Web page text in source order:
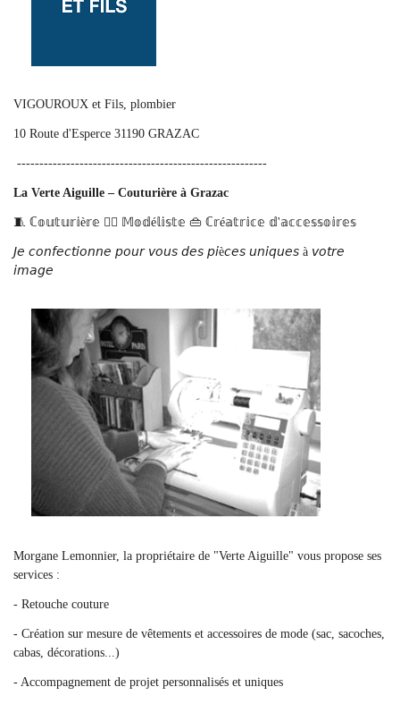
VIGOUROUX et Fils, plombier
10 Route d'Esperce 31190 GRAZAC
--------------------------------------------------------
La Verte Aiguille – Couturière à Grazac
🧵 ℂ𝕠𝕦𝕥𝕦𝕣𝕚è𝕣𝕖 ✍🏻 𝕄𝕠𝕕é𝕝𝕚𝕤𝕥𝕖 👜 ℂ𝕣é𝕒𝕥𝕣𝕚𝕔𝕖 𝕕'𝕒𝕔𝕔𝕖𝕤𝕤𝕠𝕚𝕣𝕖𝕤
𝘑𝘦 𝘤𝘰𝘯𝘧𝘦𝘤𝘵𝘪𝘰𝘯𝘯𝘦 𝘱𝘰𝘶𝘳 𝘷𝘰𝘶𝘴 𝘥𝘦𝘴 𝘱𝘪è𝘤𝘦𝘴 𝘶𝘯𝘪𝘲𝘶𝘦𝘴 à 𝘷𝘰𝘵𝘳𝘦
𝘪𝘮𝘢𝘨𝘦
Morgane Lemonnier, la propriétaire de "Verte Aiguille" vous propose ses
services :
- Retouche couture
- Création sur mesure de vêtements et accessoires de mode (sac, sacoches,
cabas, décorations...)
- Accompagnement de projet personnalisés et uniques